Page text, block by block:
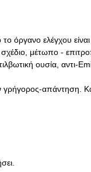
όργανο ελέγχου
μέτωπο -
ουσία, αντι-
απάντηση.